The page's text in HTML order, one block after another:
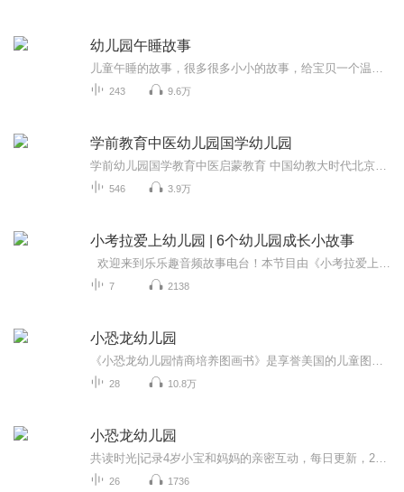
幼儿园午睡故事
243 9.6万
学前教育中医幼儿园国学幼儿园
546 3.9万
小考拉爱上幼儿园 | 6个幼儿园成长小故事
7 2138
小恐龙幼儿园
28 10.8万
小恐龙幼儿园
26 1736